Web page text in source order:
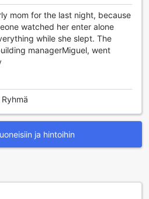
kyseessä sitten paikallisten
tai erikoisjärjestelyjen
palvelu takaa, että
ilman huolia, ja löytää
on tarjolla ilmainen Wi-Fi
tiloissa, joten vieraat
ja ystäviin tai
helposti. Hotellin
sujuvaa ja nopeaa, mikä on
matkailijoille. Ja mikä parasta,
kätevä myymälä, josta voi
Uppe Villassa
mom for the last night, because
watched her enter alone
while she slept. The
managerMiguel, went
ja hintoihin